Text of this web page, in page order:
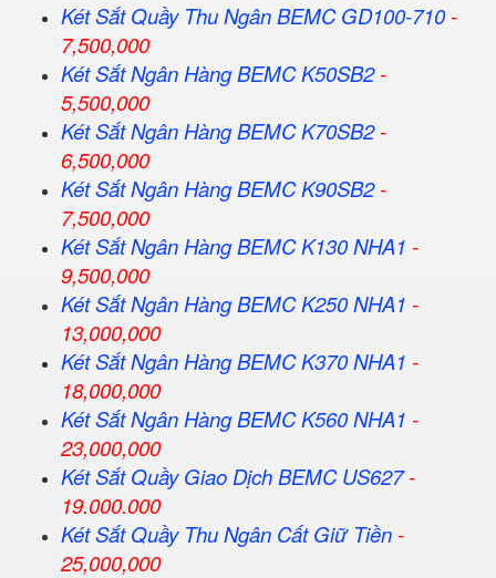
Két Sắt Quầy Thu Ngân BEMC GD100-710-
7,500,000
Két Sắt Ngân Hàng BEMC K50SB2-
5,500,000
Két Sắt Ngân Hàng BEMC K70SB2-
6,500,000
Két Sắt Ngân Hàng BEMC K90SB2-
7,500,000
Két Sắt Ngân Hàng BEMC K130 NHA1 -
9,500,000
Két Sắt Ngân Hàng BEMC K250 NHA1 -
13,000,000
Két Sắt Ngân Hàng BEMC K370 NHA1 -
18,000,000
Két Sắt Ngân Hàng BEMC K560 NHA1 -
23,000,000
Két Sắt Quầy Giao Dịch BEMC US627-
19.000.000
Két Sắt Quầy Thu Ngân Cất Giữ Tiền -
25,000,000